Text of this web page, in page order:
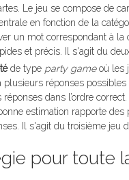
Le jeu se compose de
en fonction de la
un mot correspondant à
et précis. Il s'agit du
de type party gameoù les
plusieurs réponses
dans l’ordre
estimation rapporte
Il s'agit du troisième jeu
pour toute